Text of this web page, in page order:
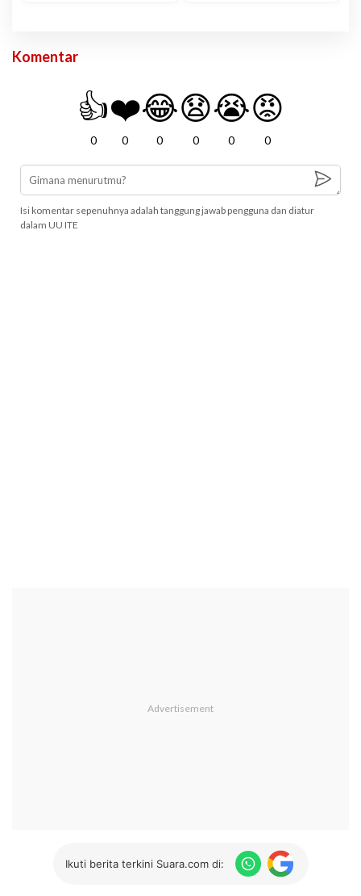
Komentar
👍
0
❤️
0
😂
0
😧
0
😭
0
😡
0
Isi komentar sepenuhnya adalah tanggung jawab pengguna dan diatur
dalam UU ITE
Ikuti berita terkini Suara.com di: